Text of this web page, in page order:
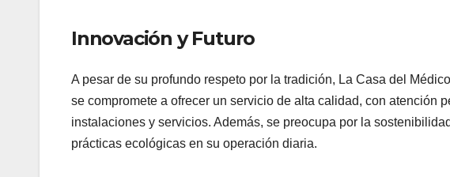
Innovación y Futuro
A pesar de su profundo respeto por la tradición, La Casa del
se compromete a ofrecer un servicio de alta calidad, con atención
instalaciones y servicios. Además, se preocupa por la
prácticas ecológicas en su operación diaria.